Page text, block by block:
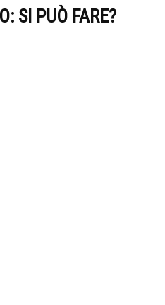
SI PUÒ FARE?